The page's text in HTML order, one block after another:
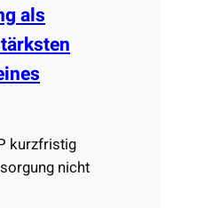
als
kurzfristig
nicht